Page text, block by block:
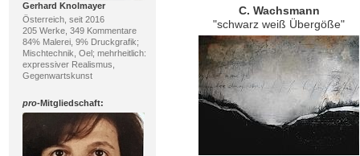
Gerhard Knolmayer
Österreich, seit 2016
205 Werke, 349 Kommentare
84% Malerei, 9% Druckgrafik;
Mischtechnik, Oel; mehrheitlich:
expressiver Realismus,
Gegenwartskunst
pro-Mitgliedschaft:
C. Wachsmann
"schwarz weiß Übergöße"